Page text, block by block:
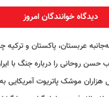
دیدگاه خوانندگان امروز
عربستان، پاکستان و
حسن روحانی را درباره جنگ با
هزاران موشک پاتریوت آمریکایی